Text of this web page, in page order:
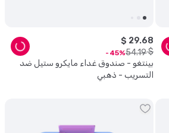
بينتغو - صندوق غداء مايكرو ستيل ضد
التسريب - ذهبي
$ 29.68
$
54.19
45